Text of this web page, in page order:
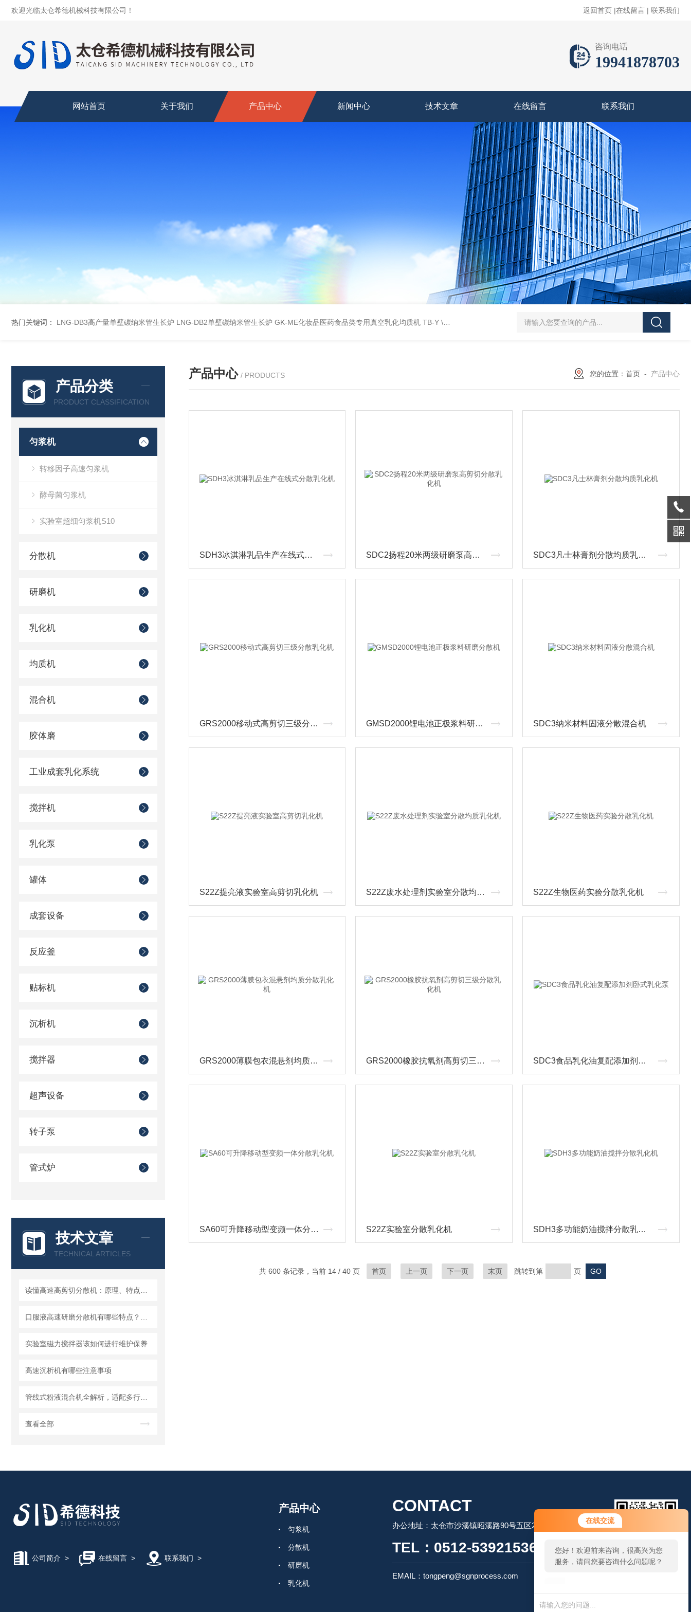
在线交流
您好！欢迎前来咨询，很高兴为您
服务，请问您要咨询什么问题呢？
您好，看您停留很久了，是否找到
了需求产品，您可以直接在线与我
欢迎光临太仓希德机械科技有限公司！ 返回首页 |在线留言 | 联系我们
咨询电话
19941878703
网站首页 关于我们 产品中心 新闻中心 技术文章 在线留言 联系我们
热门关键词： LNG-DB3高产量单壁碳纳米管生长炉 LNG-DB2单壁碳纳米管生长炉 GK-ME化妆品医药食品类专用真空乳化均质机 TB-Y \TB-SSID全自动圆瓶罐贴标机 SJMFSID/希德 鸡骨泥湿法粉碎胶体磨 超细粉
产品分类
PRODUCT CLASSIFICATION
匀浆机
转移因子高速匀浆机
酵母菌匀浆机
实验室超细匀浆机S10
分散机
研磨机
乳化机
均质机
混合机
胶体磨
工业成套乳化系统
搅拌机
乳化泵
罐体
成套设备
反应釜
贴标机
沉析机
搅拌器
超声设备
转子泵
管式炉
技术文章
TECHNICAL ARTICLES
实验室磁力搅拌器该如何进行维护保养
高速沉析机有哪些注意事项
查看全部
产品中心 / PRODUCTS 您的位置： 首页 - 产品中心
SDH3冰淇淋乳品生产在线式分散乳化机 SDC2扬程20米两级研磨泵高剪切分散乳化机 SDC3凡士林膏剂分散均质乳化机
GRS2000移动式高剪切三级分散乳化机 GMSD2000锂电池正极浆料研磨分散机 SDC3纳米材料固液分散混合机
S22Z提亮液实验室高剪切乳化机 S22Z废水处理剂实验室分散均质乳化机 S22Z生物医药实验分散乳化机
GRS2000薄膜包衣混悬剂均质分散乳化机 GRS2000橡胶抗氧剂高剪切三级分散乳化机 SDC3食品乳化油复配添加剂卧式乳化泵
SA60可升降移动型变频一体分散乳化机 S22Z实验室分散乳化机 SDH3多功能奶油搅拌分散乳化机
共 600 条记录，当前 14 / 40 页 首页 上一页 下一页 末页 跳转到第 页
公司简介 > 在线留言> 联系我们 >
产品中心
匀浆机
分散机
研磨机
乳化机
CONTACT
办公地址：太仓市沙溪镇昭溪路90号五区2幢2层
TEL：0512-53921536
EMAIL：tongpeng@sgnprocess.com